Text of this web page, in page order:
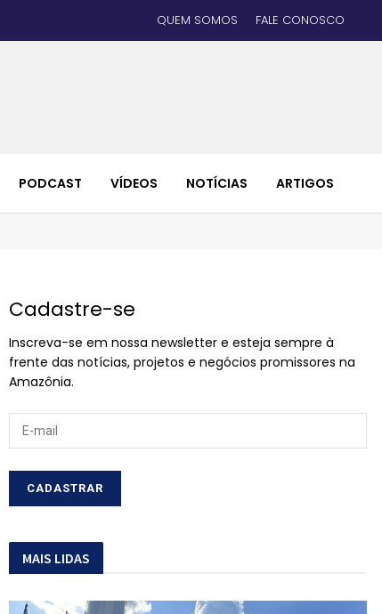
QUEM SOMOS FALE CONOSCO
PODCAST VÍDEOS NOTÍCIAS ARTIGOS
Cadastre-se
Inscreva-se em nossa newsletter e esteja sempre à
frente das notícias, projetos e negócios promissores na
Amazônia.
MAIS LIDAS